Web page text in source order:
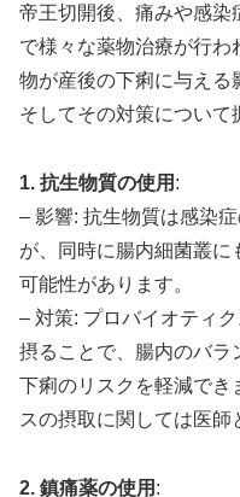
帝王切開後、痛みや感染
で様々な薬物治療が行
物が産後の下痢に与える
そしてその対策について
1. 抗生物質の使用 :
– 影響: 抗生物質は感染
が、同時に腸内細菌叢に
可能性があります。
– 対策: プロバイオティ
摂ることで、腸内のバラ
下痢のリスクを軽減でき
スの摂取に関しては医師
2. 鎮痛薬の使用 :